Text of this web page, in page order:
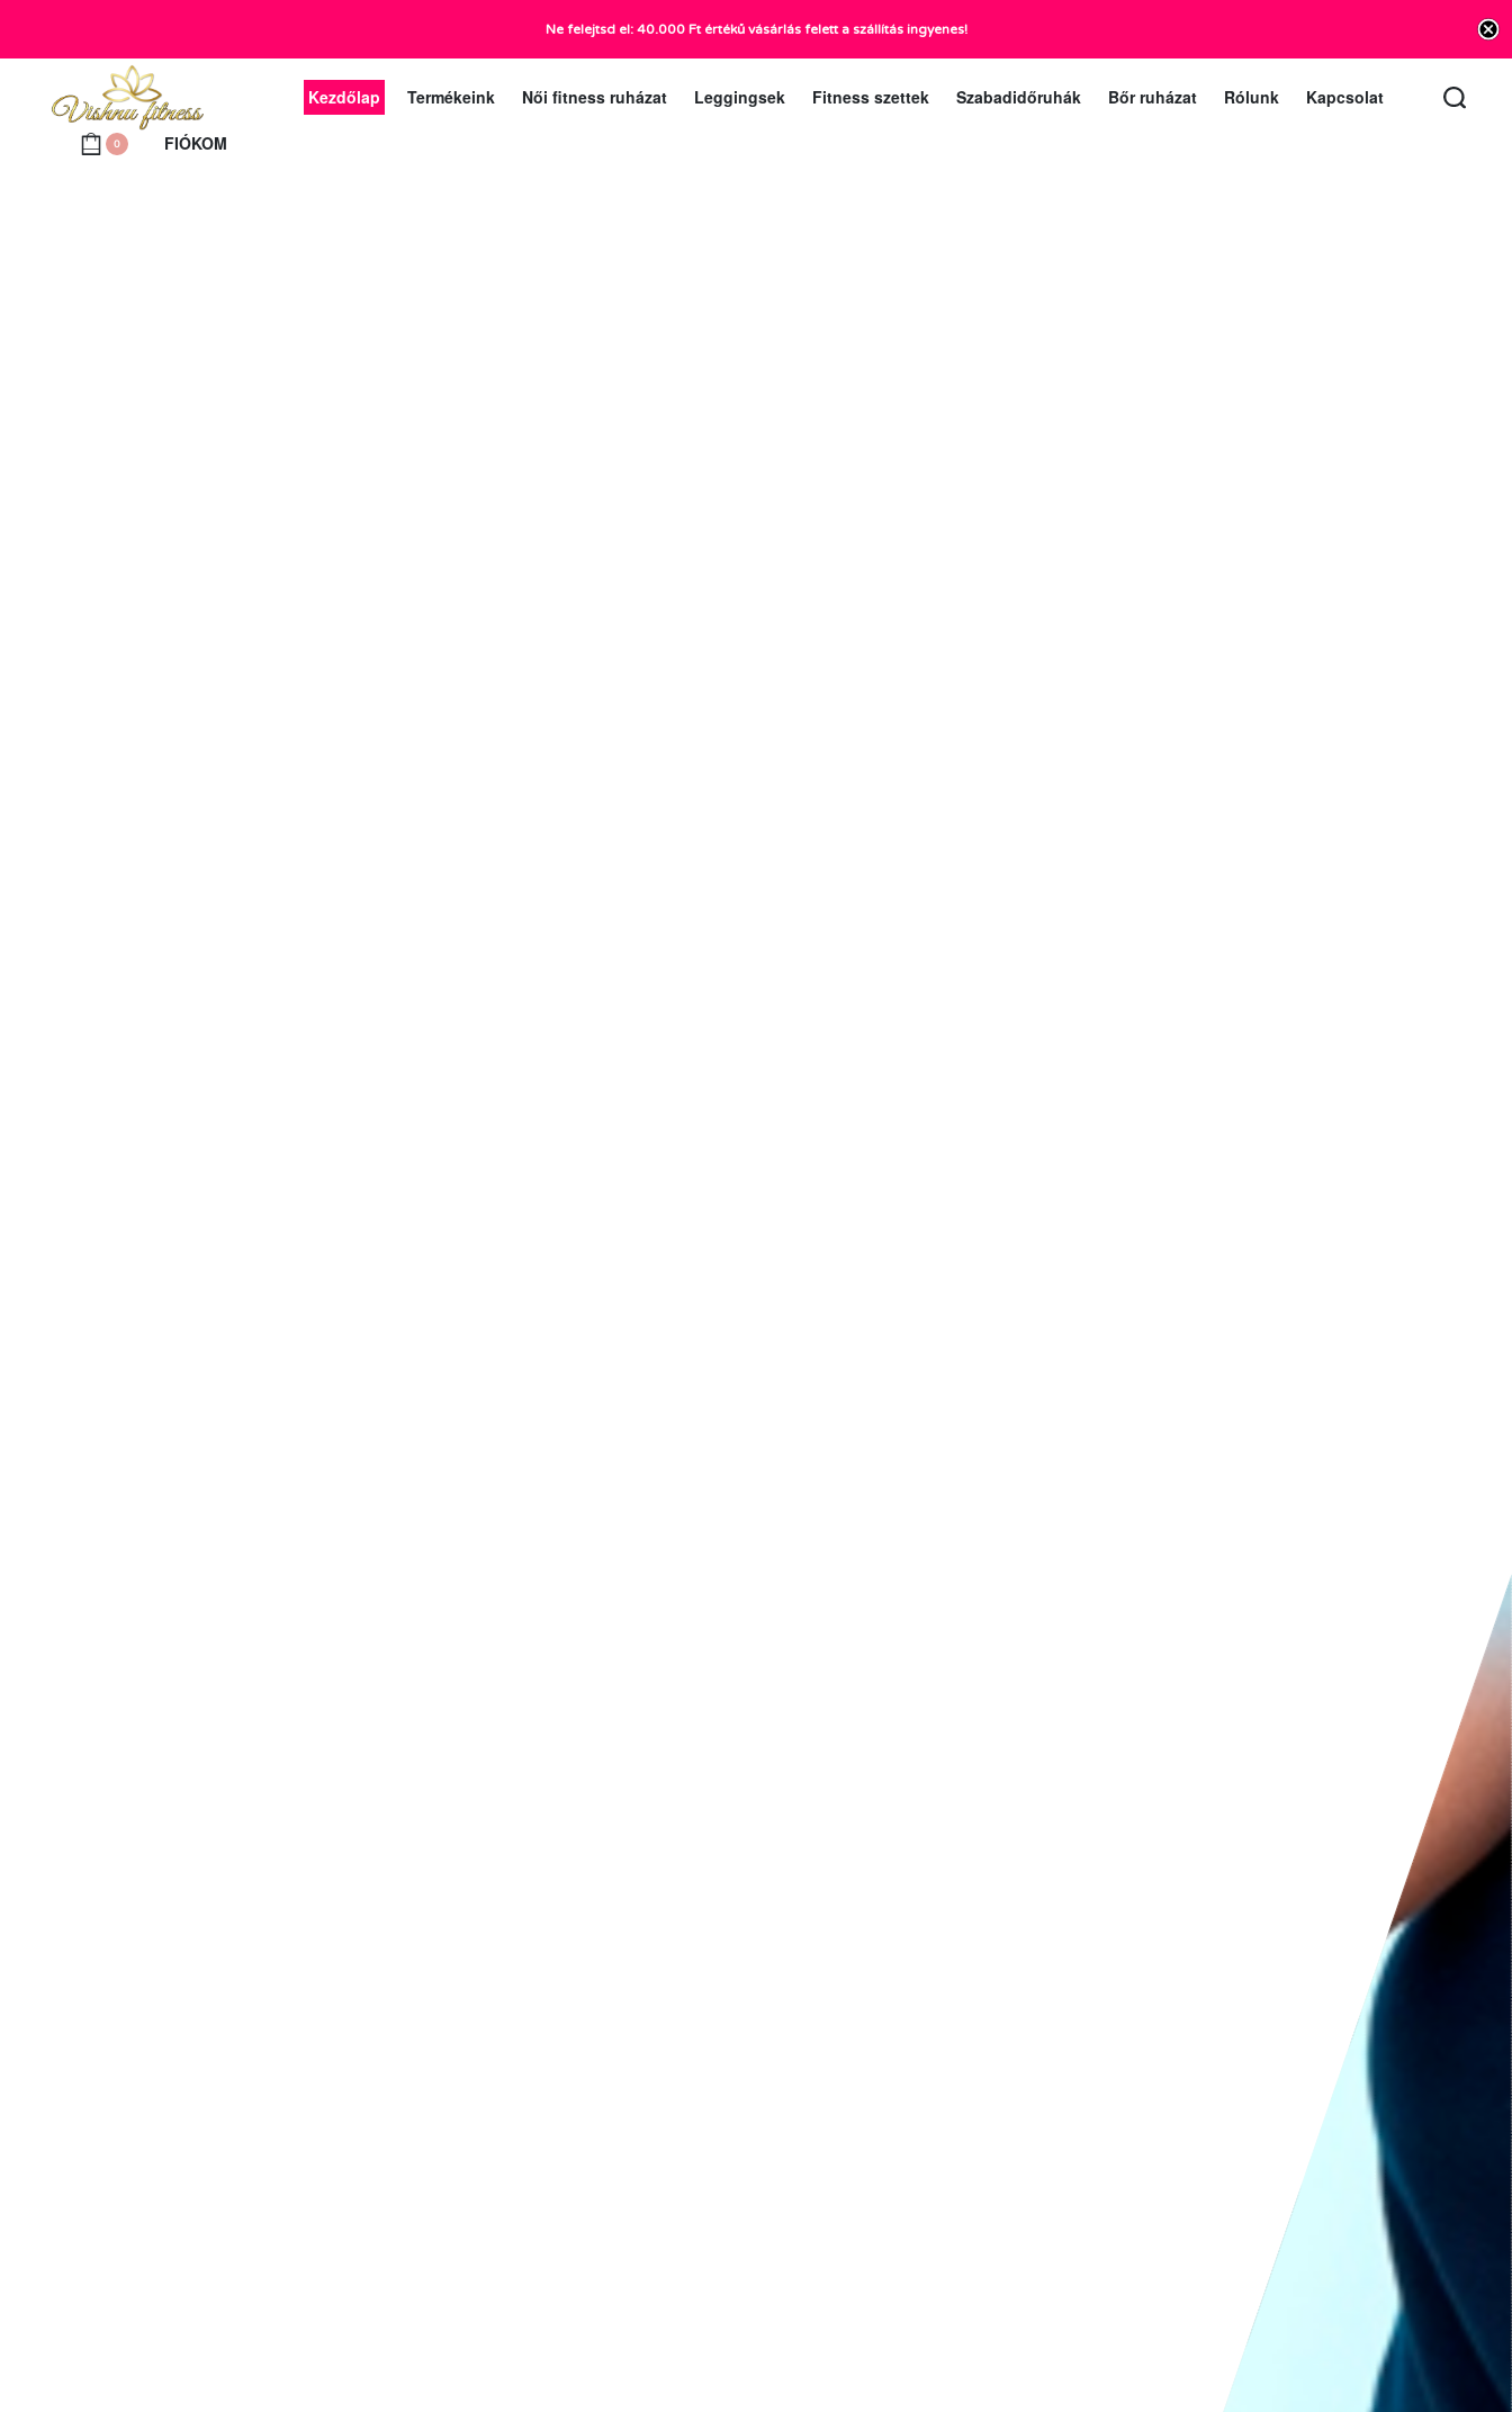
Kezdőlap Termékeink Női fitness ruházat Leggingsek Fitness szettek Szabadidőruhák Bőr ruházat Rólunk Kapcsolat
0 FIÓKOM
Ne felejtsd el: 40.000 Ft értékű vásárlás felett a szállítás ingyenes!